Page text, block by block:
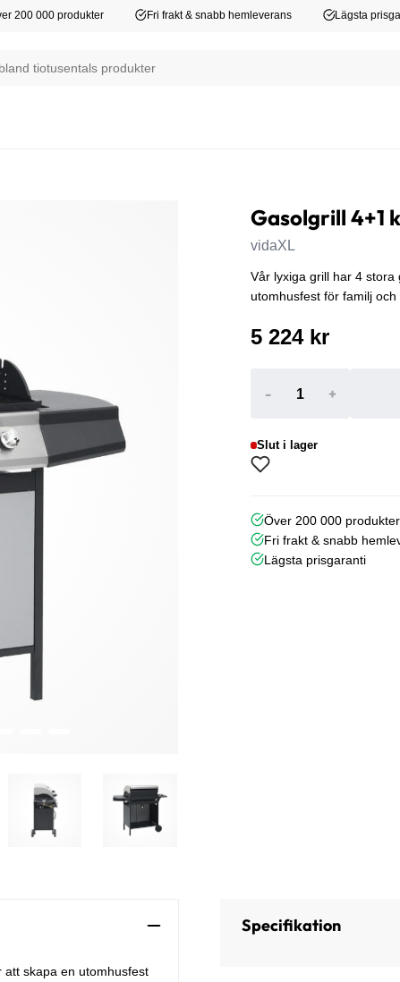
200 000 produkter Fri frakt & snabb hemleverans Lägsta
Gasolgrill 4+1
vidaXL
Vår lyxiga grill har 4
utomhusfest för familj och
5 224 kr
- +
Slut i lager
Över 200 000 produkter
Fri frakt & snabb
Lägsta prisgaranti
att skapa en utomhusfest
Specifikation